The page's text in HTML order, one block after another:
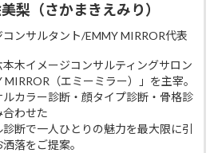
梨（さかまきえみり）
コンサルタント/EMMY MIRROR代表
木イメージコンサルティングサロン
MIRROR（エミーミラー）」を主宰。
ルカラー診断・顔タイプ診断・骨格診
わせた
診断で一人ひとりの魅力を最大限に引
落をご提案。